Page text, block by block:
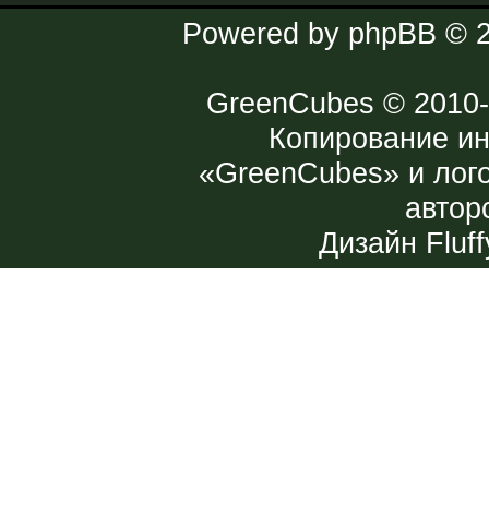
Powered by phpBB ©
GreenCubes ©
Копирование
«GreenCubes» и
Дизайн